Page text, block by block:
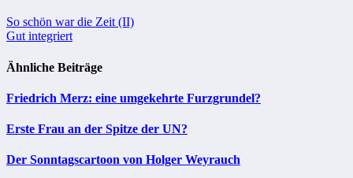
Beitragsnavigation
So schön war die Zeit (II)
Gut integriert
Ähnliche Beiträge
Friedrich Merz: eine umgekehrte Furzgrundel?
Erste Frau an der Spitze der UN?
Der Sonntagscartoon von Holger Weyrauch